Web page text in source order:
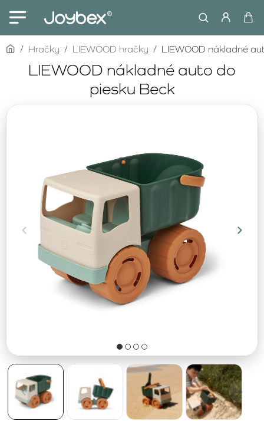
LIEWOOD nákladné auto do
piesku Beck
homeHračky LIEWOOD hračky LIEWOOD nákladné